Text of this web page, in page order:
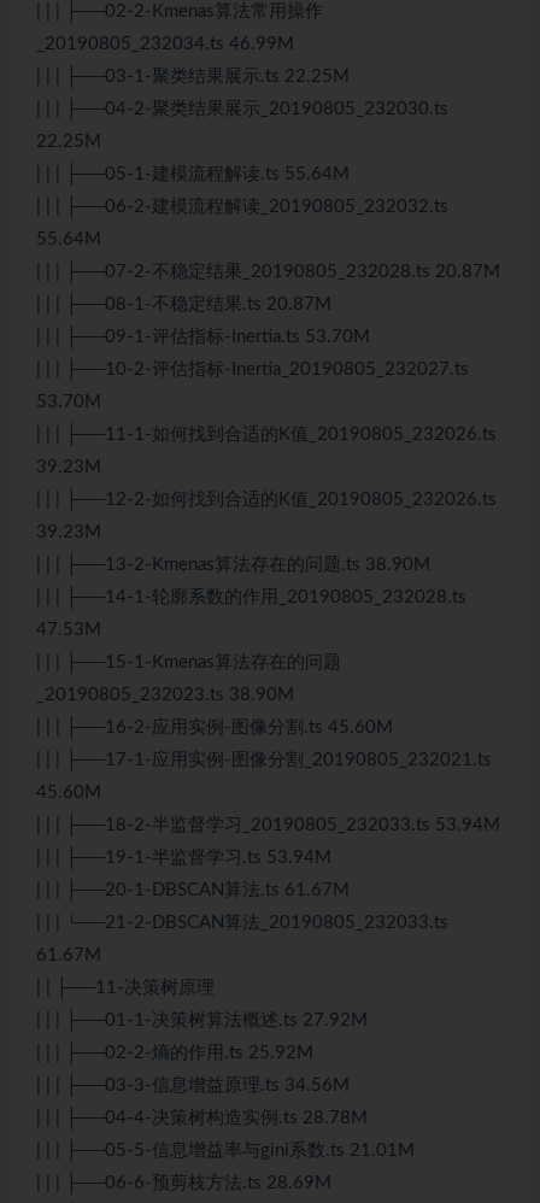
| | | ├──02-2-Kmenas算法常用操作
_20190805_232034.ts 46.99M
| | | ├──03-1-聚类结果展示.ts 22.25M
| | | ├──04-2-聚类结果展示_20190805_232030.ts
22.25M
| | | ├──05-1-建模流程解读.ts 55.64M
| | | ├──06-2-建模流程解读_20190805_232032.ts
55.64M
| | | ├──07-2-不稳定结果_20190805_232028.ts 20.87M
| | | ├──08-1-不稳定结果.ts 20.87M
| | | ├──09-1-评估指标-Inertia.ts 53.70M
| | | ├──10-2-评估指标-Inertia_20190805_232027.ts
53.70M
| | | ├──11-1-如何找到合适的K值_20190805_232026.ts
39.23M
| | | ├──12-2-如何找到合适的K值_20190805_232026.ts
39.23M
| | | ├──13-2-Kmenas算法存在的问题.ts 38.90M
| | | ├──14-1-轮廓系数的作用_20190805_232028.ts
47.53M
| | | ├──15-1-Kmenas算法存在的问题
_20190805_232023.ts 38.90M
| | | ├──16-2-应用实例-图像分割.ts 45.60M
| | | ├──17-1-应用实例-图像分割_20190805_232021.ts
45.60M
| | | ├──18-2-半监督学习_20190805_232033.ts 53.94M
| | | ├──19-1-半监督学习.ts 53.94M
| | | ├──20-1-DBSCAN算法.ts 61.67M
| | | └──21-2-DBSCAN算法_20190805_232033.ts
61.67M
| | ├──11-决策树原理
| | | ├──01-1-决策树算法概述.ts 27.92M
| | | ├──02-2-熵的作用.ts 25.92M
| | | ├──03-3-信息增益原理.ts 34.56M
| | | ├──04-4-决策树构造实例.ts 28.78M
| | | ├──05-5-信息增益率与gini系数.ts 21.01M
| | | ├──06-6-预剪枝方法.ts 28.69M